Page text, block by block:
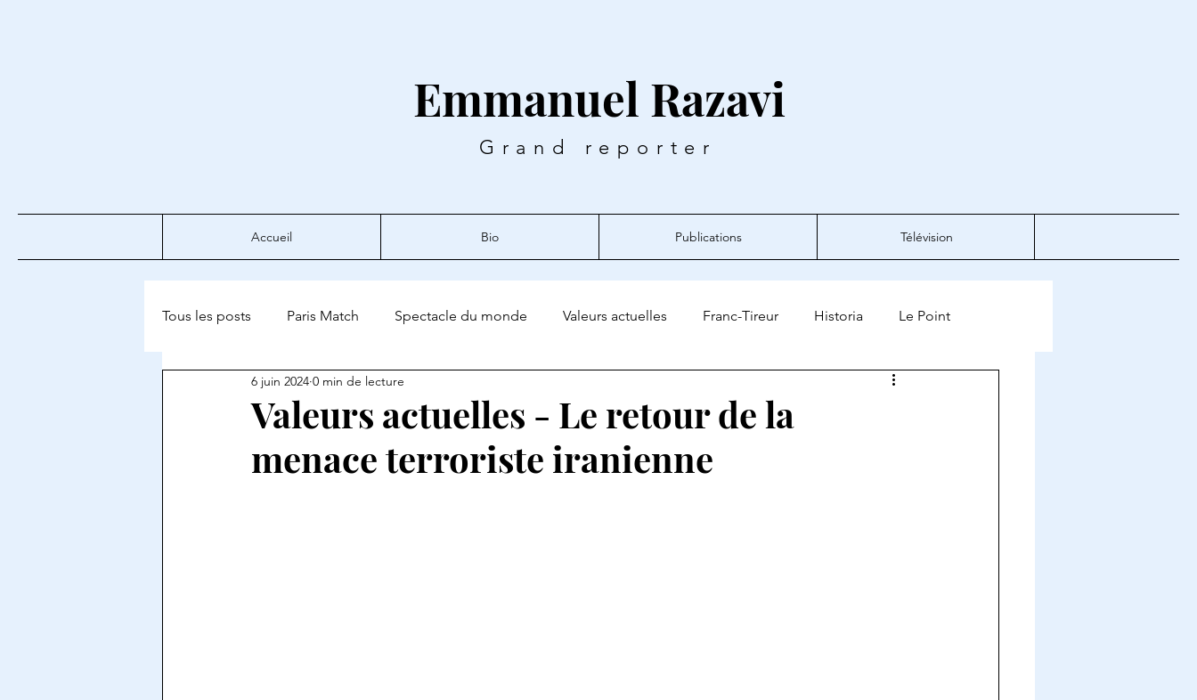
Emmanuel Razavi
Grand reporter
Accueil Bio Publications Télévision
Tous les posts Paris Match Spectacle du monde Valeurs actuelles Franc-Tireur Historia Le Point
Le Figaro Histoire Le Figaro Magazine
Valeurs actuelles - Le retour de la
menace terroriste iranienne
6 juin 2024 0 min de lecture